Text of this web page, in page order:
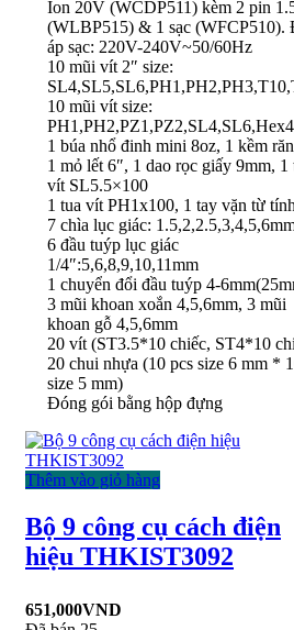
Ion 20V (WCDP511) kèm 2 pin
(WLBP515) & 1 sạc (WFCP510).
áp sạc: 220V-240V~50/60Hz
10 mũi vít 2″ size:
10 mũi vít size:
1 búa nhổ đinh mini 8oz, 1 kềm
1 mỏ lết 6″, 1 dao rọc giấy 9mm, 1
vít SL5.5×100
1 tua vít PH1x100, 1 tay vặn từ tính
7 chìa lục giác:
6 đầu tuýp lục giác
1/4″:5,6,8,9,10,11mm
1 chuyển đổi đầu tuýp 4-
3 mũi khoan xoắn 4,5,6mm, 3 mũi
khoan gỗ 4,5,6mm
20 vít (ST3.5*10 chiếc, ST4*10
20 chui nhựa (10 pcs size 6 mm *
size 5 mm)
Đóng gói bằng hộp đựng
Thêm vào giỏ hàng
Bộ 9 công cụ cách điện
hiệu THKIST3092
651,000VND